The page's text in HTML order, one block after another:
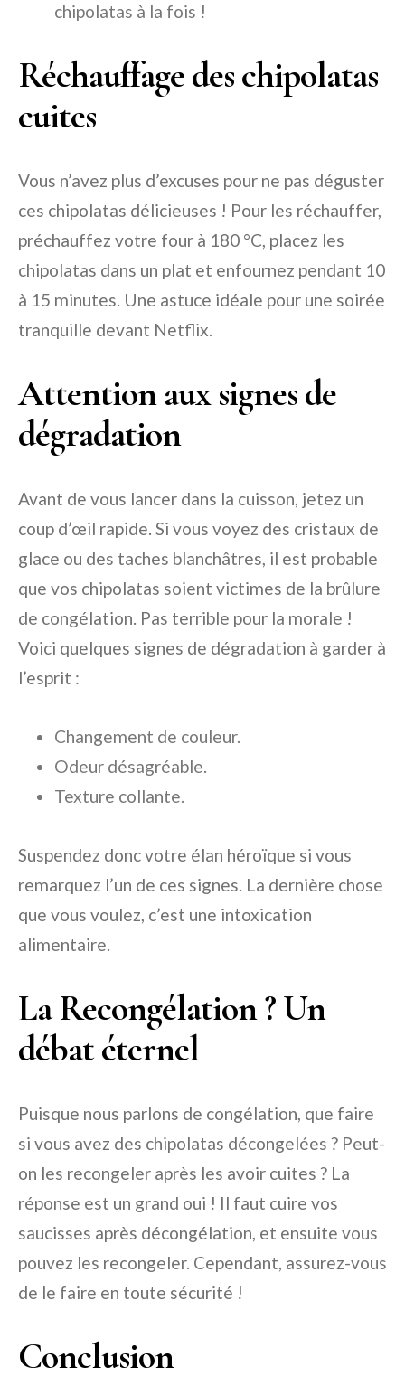
chipolatas à la fois !
Réchauffage des chipolatas
cuites
Vous n’avez plus d’excuses pour ne pas déguster
ces chipolatas délicieuses ! Pour les réchauffer,
préchauffez votre four à 180 °C, placez les
chipolatas dans un plat et enfournez pendant 10
à 15 minutes. Une astuce idéale pour une soirée
tranquille devant Netflix.
Attention aux signes de
dégradation
Avant de vous lancer dans la cuisson, jetez un
coup d’œil rapide. Si vous voyez des cristaux de
glace ou des taches blanchâtres, il est probable
que vos chipolatas soient victimes de la brûlure
de congélation. Pas terrible pour la morale !
Voici quelques signes de dégradation à garder à
l’esprit :
Changement de couleur.
Odeur désagréable.
Texture collante.
Suspendez donc votre élan héroïque si vous
remarquez l’un de ces signes. La dernière chose
que vous voulez, c’est une intoxication
alimentaire.
La Recongélation ? Un
débat éternel
Puisque nous parlons de congélation, que faire
si vous avez des chipolatas décongelées ? Peut-
on les recongeler après les avoir cuites ? La
réponse est un grand oui ! Il faut cuire vos
saucisses après décongélation, et ensuite vous
pouvez les recongeler. Cependant, assurez-vous
de le faire en toute sécurité !
Conclusion